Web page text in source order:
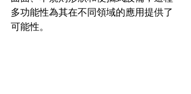
多功能性為其在不同領域的應用提供了
可能性。